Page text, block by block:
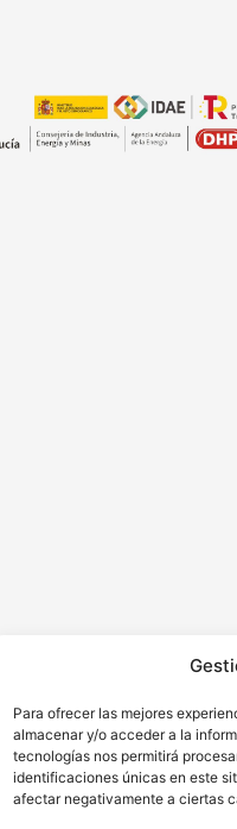
Para ofrecer las mejores
almacenar y/o acceder a la
tecnologías nos permitirá
identificaciones únicas en este
afectar negativamente a ciertas